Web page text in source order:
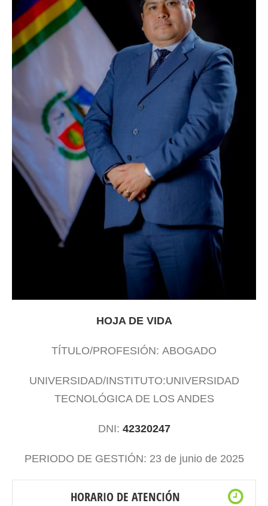
HOJA DE VIDA
TÍTULO/PROFESIÓN: ABOGADO
UNIVERSIDAD/INSTITUTO:UNIVERSIDAD
TECNOLÓGICA DE LOS ANDES
DNI: 42320247
PERIODO DE GESTIÓN: 23 de junio de 2025
HORARIO DE ATENCIÓN